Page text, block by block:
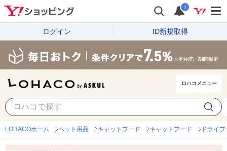
i
ログイン ID新規取得
ロハコメニュー
LOHACOホーム ペット用品 キャットフード キャットフード ドライ